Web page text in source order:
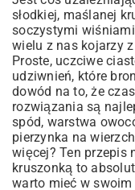
słodkiej, maślanej
soczystymi
wielu z nas kojarzy
Proste, uczciwe
udziwnień, które
dowód na to, że
rozwiązania są
spód, warstwa
pierzynka na
więcej? Ten przepis
kruszonką to
warto mieć w swoim